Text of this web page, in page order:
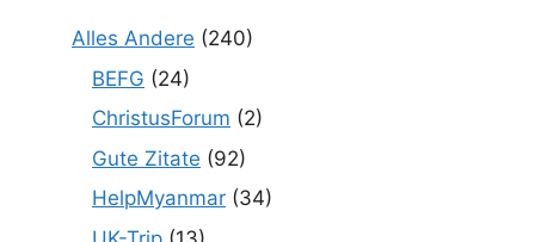
Alles Andere (240)
BEFG (24)
ChristusForum (2)
Gute Zitate (92)
HelpMyanmar (34)